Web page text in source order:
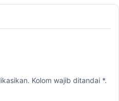
Kolom wajib ditandai *.